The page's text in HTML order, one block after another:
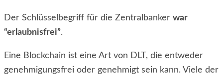
Der Schlüsselbegriff für die Zentralbanker war
“erlaubnisfrei”.
Eine Blockchain ist eine Art von DLT, die entweder
genehmigungsfrei oder genehmigt sein kann. Viele der